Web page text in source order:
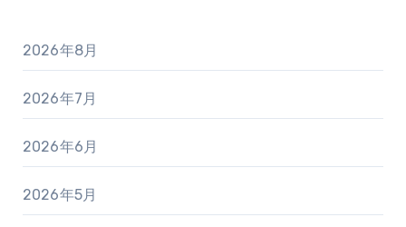
2026年8月
2026年7月
2026年6月
2026年5月